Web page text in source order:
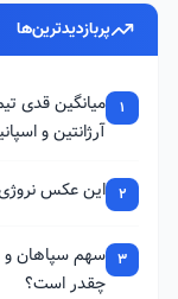
پربازدیدترین‌ها
1
میانگین قدی
آرژانتین و
2 این عکس
3 سهم سپاهان و
چقدر است؟